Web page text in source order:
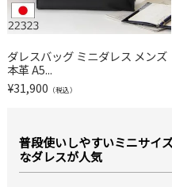
ダレスバッグ ミニダレス メンズ
本革 A5...
¥31,900 （税込）
普段使いしやすいミニサイ
なダレスが人気